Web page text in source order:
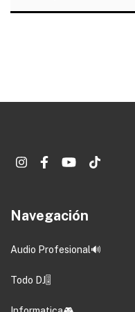
Navegación
Audio Profesional🔊
Todo DJ🎚️